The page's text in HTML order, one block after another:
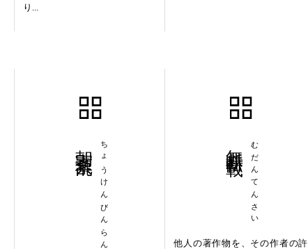
り...
ちょうけんびんらん むだんてんさい
他人の著作物を、その作者の許